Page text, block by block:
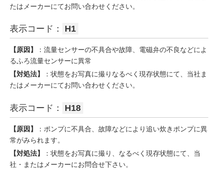
たはメーカーにてお問い合わせください。
表示コード： H1
【原因】
：流量センサーの不具合や故障、電磁弁の不良などによ
るふろ流量センサーに異常
【対処法】
：状態をお写真に撮りなるべく現存状態にて、当社ま
たはメーカーにてお問い合わせください。
表示コード： H18
【原因】
：ポンプに不具合、故障などにより追い炊きポンプに異
常がみられます。
【対処法】
：状態をお写真に撮り、なるべく現存状態にて、当
社・またはメーカーにお問合せ下さい。